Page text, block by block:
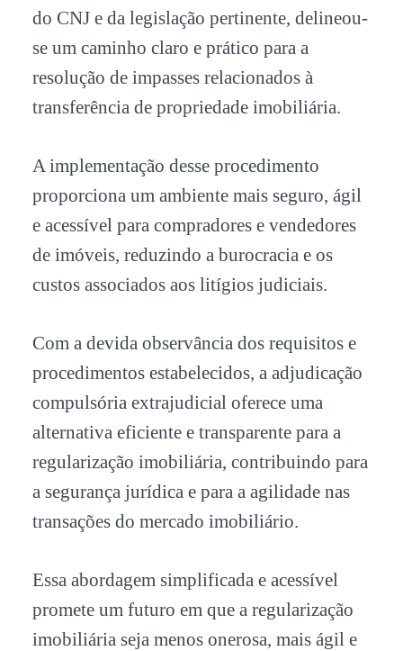
do CNJ e da legislação pertinente, delineou-
se um caminho claro e prático para a
resolução de impasses relacionados à
transferência de propriedade imobiliária.
A implementação desse procedimento
proporciona um ambiente mais seguro, ágil
e acessível para compradores e vendedores
de imóveis, reduzindo a burocracia e os
custos associados aos litígios judiciais.
Com a devida observância dos requisitos e
procedimentos estabelecidos, a adjudicação
compulsória extrajudicial oferece uma
alternativa eficiente e transparente para a
regularização imobiliária, contribuindo para
a segurança jurídica e para a agilidade nas
transações do mercado imobiliário.
Essa abordagem simplificada e acessível
promete um futuro em que a regularização
imobiliária seja menos onerosa, mais ágil e